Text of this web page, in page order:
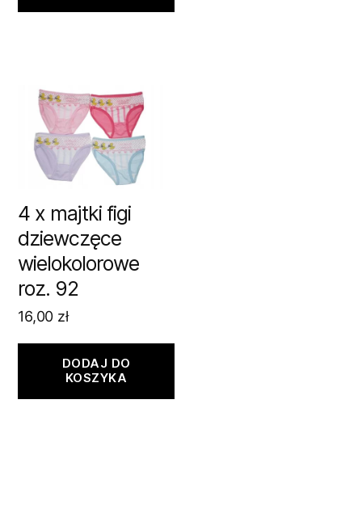
4 x majtki figi
dziewczęce
wielokolorowe
roz. 92
16,00 zł
DODAJ DO
KOSZYKA